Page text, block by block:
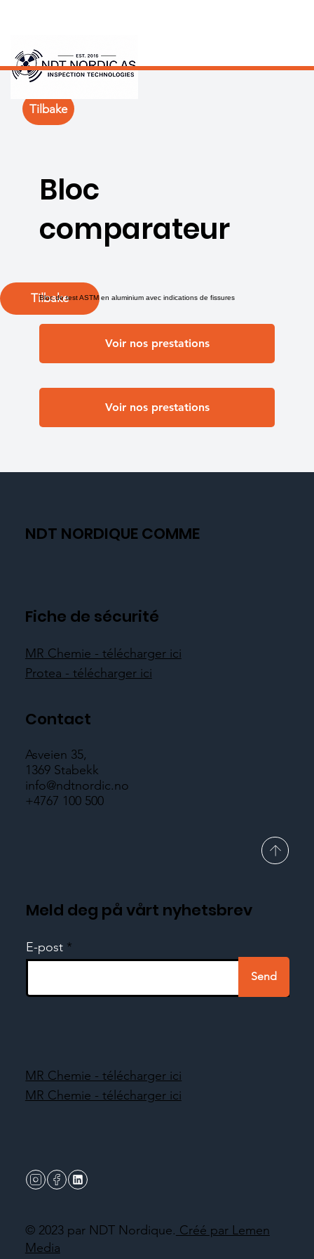
Tilbake
Bloc
comparateur
Bloc de test ASTM en aluminium avec indications de fissures
Voir nos prestations
Voir nos prestations
Tilbake
NDT NORDIQUE COMME
Fiche de sécurité
MR Chemie - télécharger ici
Protea - télécharger ici
Contact
Asveien 35,
1369 Stabekk
info@ndtnordic.no
+4767 100 500
Meld deg på vårt nyhetsbrev
E-post
Send
© 2023 par NDT Nordique. Créé par Lemen
Media
MR Chemie - télécharger ici
MR Chemie - télécharger ici